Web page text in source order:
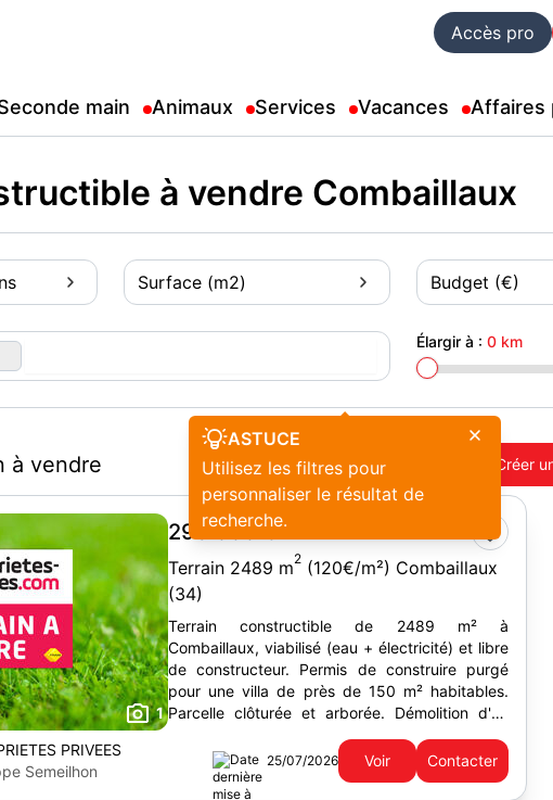
Accès pro
main Animaux Services Vacances Affaires
à vendre Combaillaux
Surface (m2) Budget (€)
Élargir à :0 km
ASTUCE
Utilisez les filtres pour
personnaliser le résultat de
recherche.
à vendre Créer
1
298 000 €
Terrain 2489 m2 (120€/m²) Combaillaux
(34)
Terrain constructible de 2489 m² à
Combaillaux, viabilisé (eau + électricité) et libre
de constructeur. Permis de construire purgé
pour une villa de près de 150 m² habitables.
Parcelle clôturée et arborée. Démolition d'un
PRIVEES
Semeilhon
25/07/2026 Voir Contacter